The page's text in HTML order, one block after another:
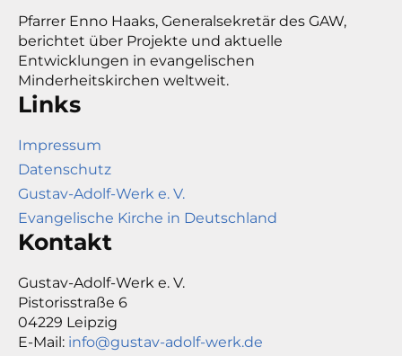
Pfarrer Enno Haaks, Generalsekretär des GAW,
berichtet über Projekte und aktuelle
Entwicklungen in evangelischen
Minderheitskirchen weltweit.
Links
Impressum
Datenschutz
Gustav-Adolf-Werk e. V.
Evangelische Kirche in Deutschland
Kontakt
Gustav-Adolf-Werk e. V.
Pistorisstraße 6
04229 Leipzig
E-Mail: info@gustav-adolf-werk.de